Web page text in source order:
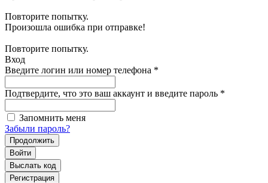
Повторите попытку.
Произошла ошибка при отправке!
Повторите попытку.
Вход
Введите логин или номер телефона *
Подтвердите, что это ваш аккаунт и введите пароль *
Запомнить меня
Забыли пароль?
Продолжить
Войти
Выслать код
Регистрация